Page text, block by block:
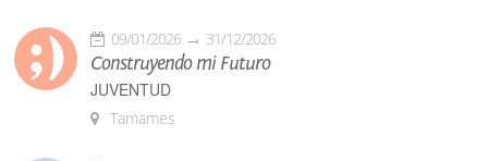
09/01/2026 31/12/2026
Construyendo mi Futuro
JUVENTUD
Tamames